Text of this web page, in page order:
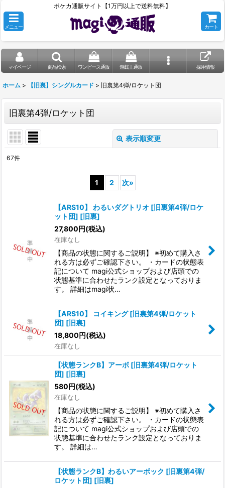
ポケカ通販サイト【1万円以上で送料無料】
メニュー カート
マイページ 商品検索 ワンピース通販 遊戯王通販 採用情報
ホーム > 【旧裏】シングルカード > 旧裏第4弾/ロケット団
旧裏第4弾/ロケット団
表示順変更
67件
1 2 次»
【ARS10】 わるいダグトリオ [旧裏第4弾/ロケ
ット団] [旧裏]
27,800円(税込)
在庫なし
【商品の状態に関するご説明】 ※初めて購入さ
れる方は必ずご確認下さい。 ・カードの状態表
記について magi公式ショップおよび店頭での
状態基準に合わせたランク設定となっておりま
す。 詳細はmagi状…
【ARS10】 コイキング [旧裏第4弾/ロケット
団] [旧裏]
18,800円(税込)
在庫なし
【状態ランクB】アーボ [旧裏第4弾/ロケット
団] [旧裏]
580円(税込)
在庫なし
【商品の状態に関するご説明】 ※初めて購入さ
れる方は必ずご確認下さい。 ・カードの状態表
記について magi公式ショップおよび店頭での
状態基準に合わせたランク設定となっておりま
す。 詳細は…
【状態ランクB】わるいアーボック [旧裏第4弾/
ロケット団] [旧裏]